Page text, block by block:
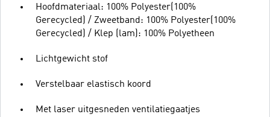
Hoofdmateriaal: 100% Polyester(100%
Gerecycled) / Zweetband: 100% Polyester(100%
Gerecycled) / Klep (lam): 100% Polyetheen
Lichtgewicht stof
Verstelbaar elastisch koord
Met laser uitgesneden ventilatiegaatjes